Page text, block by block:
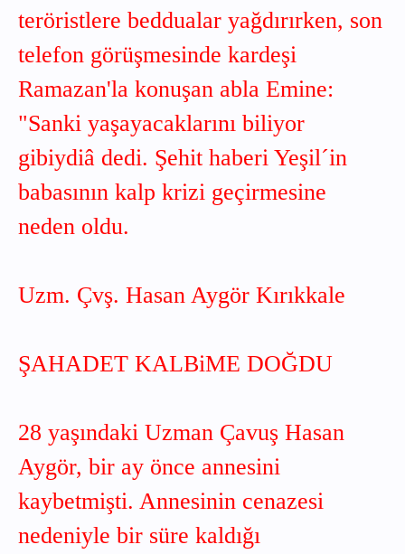
teröristlere beddualar yağdırırken, son
telefon görüşmesinde kardeşi
Ramazan'la konuşan abla Emine:
"Sanki yaşayacaklarını biliyor
gibiydiâ dedi. Şehit haberi Yeşil´in
babasının kalp krizi geçirmesine
neden oldu.
Uzm. Çvş. Hasan Aygör Kırıkkale
ŞAHADET KALBiME DOĞDU
28 yaşındaki Uzman Çavuş Hasan
Aygör, bir ay önce annesini
kaybetmişti. Annesinin cenazesi
nedeniyle bir süre kaldığı